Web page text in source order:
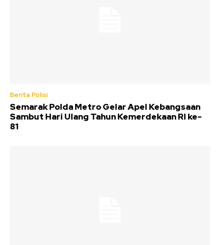
Berita Polisi
Semarak Polda Metro Gelar Apel Kebangsaan
Sambut Hari Ulang Tahun Kemerdekaan RI ke-
81